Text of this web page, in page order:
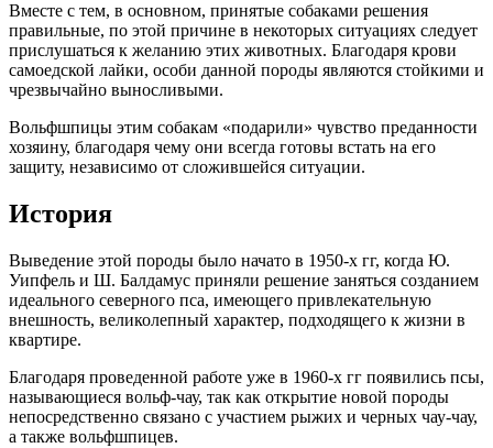
Вместе с тем, в основном, принятые собаками решения
правильные, по этой причине в некоторых ситуациях следует
прислушаться к желанию этих животных. Благодаря крови
самоедской лайки, особи данной породы являются стойкими и
чрезвычайно выносливыми.
Вольфшпицы этим собакам «подарили» чувство преданности
хозяину, благодаря чему они всегда готовы встать на его
защиту, независимо от сложившейся ситуации.
История
Выведение этой породы было начато в 1950-х гг, когда Ю.
Уипфель и Ш. Балдамус приняли решение заняться созданием
идеального северного пса, имеющего привлекательную
внешность, великолепный характер, подходящего к жизни в
квартире.
Благодаря проведенной работе уже в 1960-х гг появились псы,
называющиеся вольф-чау, так как открытие новой породы
непосредственно связано с участием рыжих и черных чау-чау,
а также вольфшпицев.